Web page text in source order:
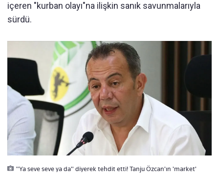
içeren "kurban olayı"na ilişkin sanık savunmalarıyla
sürdü.
"Ya seve seve ya da" diyerek tehdit etti! Tanju Özcan'ın 'market'